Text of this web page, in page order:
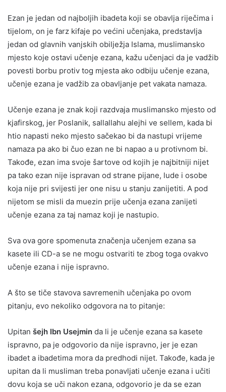
Ezan je jedan od najboljih ibadeta koji se obavlja riječima i
tijelom, on je farz kifaje po većini učenjaka, predstavlja
jedan od glavnih vanjskih obilježja Islama, muslimansko
mjesto koje ostavi učenje ezana, kažu učenjaci da je vadžib
povesti borbu protiv tog mjesta ako odbiju učenje ezana,
učenje ezana je vadžib za obavljanje pet vakata namaza.
Učenje ezana je znak koji razdvaja muslimansko mjesto od
kjafirskog, jer Poslanik, sallallahu alejhi ve sellem, kada bi
htio napasti neko mjesto sačekao bi da nastupi vrijeme
namaza pa ako bi čuo ezan ne bi napao a u protivnom bi.
Takođe, ezan ima svoje šartove od kojih je najbitniji nijet
pa tako ezan nije ispravan od strane pijane, lude i osobe
koja nije pri svijesti jer one nisu u stanju zanijetiti. A pod
nijetom se misli da muezin prije učenja ezana zanijeti
učenje ezana za taj namaz koji je nastupio.
Sva ova gore spomenuta značenja učenjem ezana sa
kasete ili CD-a se ne mogu ostvariti te zbog toga ovakvo
učenje ezana i nije ispravno.
A što se tiče stavova savremenih učenjaka po ovom
pitanju, evo nekoliko odgovora na to pitanje:
Upitan šejh Ibn Usejmin da li je učenje ezana sa kasete
ispravno, pa je odgovorio da nije ispravno, jer je ezan
ibadet a ibadetima mora da predhodi nijet. Takođe, kada je
upitan da li musliman treba ponavljati učenje ezana i učiti
dovu koja se uči nakon ezana, odgovorio je da se ezan